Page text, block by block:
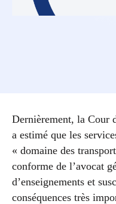
Dernièrement, la Cour
a estimé que les
« domaine des
conforme de l’avocat
d’enseignements et
conséquences très